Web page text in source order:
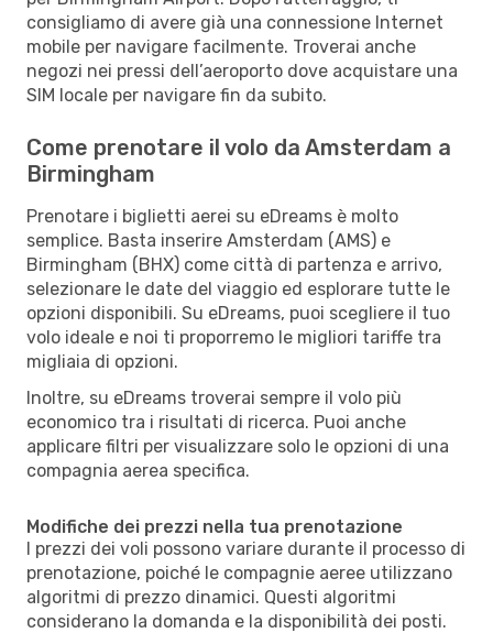
consigliamo di avere già una connessione Internet
mobile per navigare facilmente. Troverai anche
negozi nei pressi dell’aeroporto dove acquistare una
SIM locale per navigare fin da subito.
Come prenotare il volo da Amsterdam a
Birmingham
Prenotare i biglietti aerei su eDreams è molto
semplice. Basta inserire Amsterdam (AMS) e
Birmingham (BHX) come città di partenza e arrivo,
selezionare le date del viaggio ed esplorare tutte le
opzioni disponibili. Su eDreams, puoi scegliere il tuo
volo ideale e noi ti proporremo le migliori tariffe tra
migliaia di opzioni.
Inoltre, su eDreams troverai sempre il volo più
economico tra i risultati di ricerca. Puoi anche
applicare filtri per visualizzare solo le opzioni di una
compagnia aerea specifica.
Modifiche dei prezzi nella tua prenotazione
I prezzi dei voli possono variare durante il processo di
prenotazione, poiché le compagnie aeree utilizzano
algoritmi di prezzo dinamici. Questi algoritmi
considerano la domanda e la disponibilità dei posti.